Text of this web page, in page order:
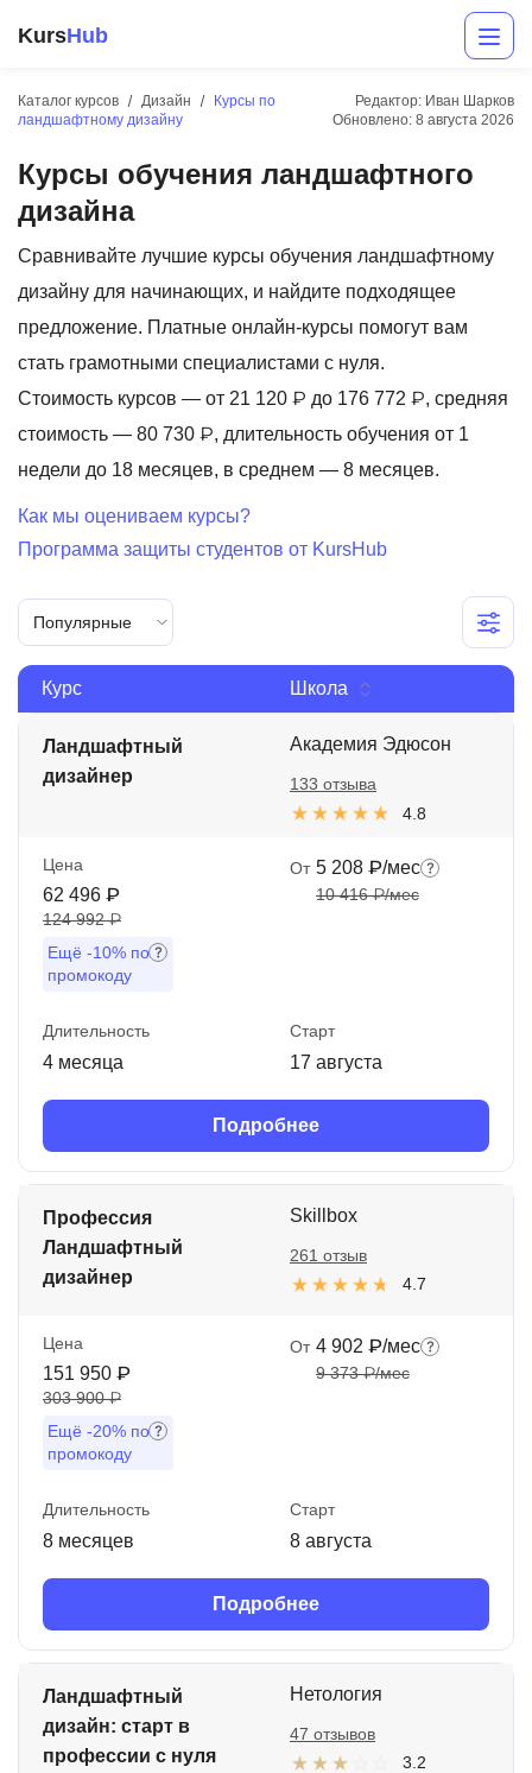
KursHub
Каталог курсов Дизайн
Курсы по
ландшафтному дизайну
Редактор: Иван Шарков
Обновлено: 8 августа 2026
Курсы обучения ландшафтного
дизайна
Сравнивайте лучшие курсы обучения ландшафтному
дизайну для начинающих, и найдите подходящее
предложение. Платные онлайн-курсы помогут вам
стать грамотными специалистами с нуля.
Стоимость курсов — от 21 120 ₽ до 176 772 ₽, средняя
стоимость — 80 730 ₽, длительность обучения от 1
недели до 18 месяцев, в среднем — 8 месяцев.
Как мы оцениваем курсы?
Программа защиты студентов от KursHub
Популярные
Курс Школа
Ландшафтный
дизайнер
Академия Эдюсон
4.8
133 отзыва
Цена
62 496 ₽
124 992 ₽
Ещё -10% по
промокоду
От 5 208 ₽/мес
10 416 ₽/мес
Длительность
4 месяца
Старт
17 августа
Подробнее
Профессия
Ландшафтный
дизайнер
Skillbox
4.7
261 отзыв
Цена
151 950 ₽
303 900 ₽
Ещё -20% по
промокоду
От 4 902 ₽/мес
9 373 ₽/мес
Длительность
8 месяцев
Старт
8 августа
Подробнее
Ландшафтный
дизайн: старт в
профессии с нуля
Нетология
3.2
47 отзывов
Разработка
Маркетинг
Аналитика
Менеджмент
Иностранные языки
Soft Skills
Детям
Акции и промокоды